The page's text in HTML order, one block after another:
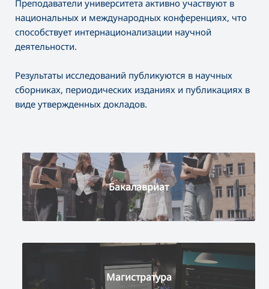
Преподаватели университета активно участвуют в
национальных и международных конференциях, что
способствует интернационализации научной
деятельности.
Результаты исследований публикуются в научных
сборниках, периодических изданиях и публикациях в
виде утвержденных докладов.
Бакалавриат
Магистратура